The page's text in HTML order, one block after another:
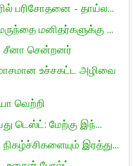
பரிசோதனை - தாய்ல...
மனிதர்களுக்கு ...
சீனா சென்றனர்
உச்சகட்ட அழிவை
வெற்றி
டெஸ்ட்: மேற்கு இந்...
இரத்து...